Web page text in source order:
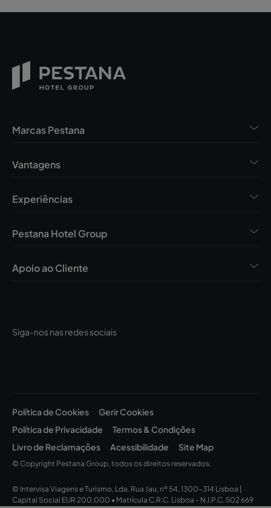
Siga-nos nas redes sociais
Marcas Pestana
Vantagens
Experiências
Pestana Hotel Group
Apoio ao Cliente
Política de Cookies
Gerir Cookies
Política de Privacidade
Termos & Condições
Livro de Reclamações
Acessibilidade Site Map
© Copyright Pestana Group, todos os direitos reservados.
© Intervisa Viagens e Turismo, Lda. Rua Jau, nº 54, 1300-314 Lisboa |
Capital Social EUR 200.000 • Matrícula C.R.C. Lisboa - N.I.P.C. 502 669